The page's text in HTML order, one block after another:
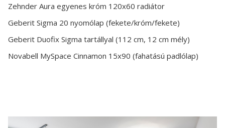
Zehnder Aura egyenes króm 120x60 radiátor
Geberit Sigma 20 nyomólap (fekete/króm/fekete)
Geberit Duofix Sigma tartállyal (112 cm, 12 cm mély)
Novabell MySpace Cinnamon 15x90 (fahatású padlólap)